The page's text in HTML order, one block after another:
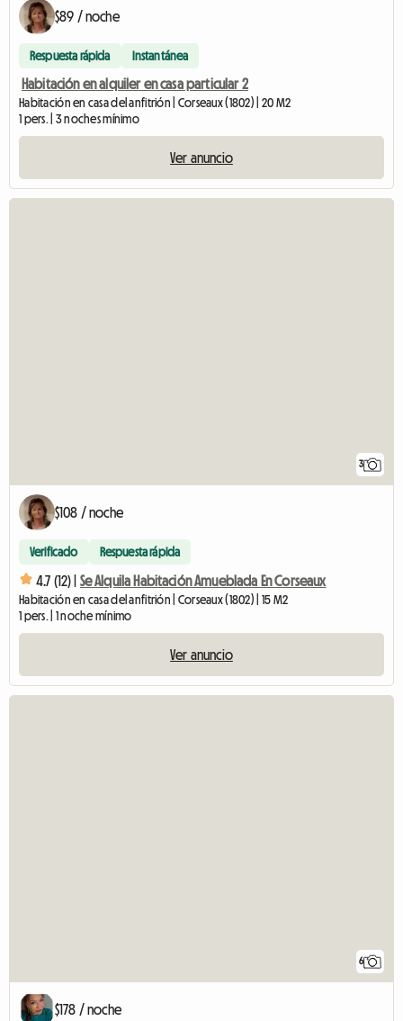
$89 / noche
Respuesta rápida Instantánea
Habitación en alquiler en casa particular 2
Habitación en casa del anfitrión | Corseaux (1802) | 20 M2
1 pers. | 3 noches mínimo
Ver anuncio
3
$108 / noche
Verificado Respuesta rápida
4.7 (12) | Se Alquila Habitación Amueblada En Corseaux
Habitación en casa del anfitrión | Corseaux (1802) | 15 M2
1 pers. | 1 noche mínimo
Ver anuncio
6
$178 / noche